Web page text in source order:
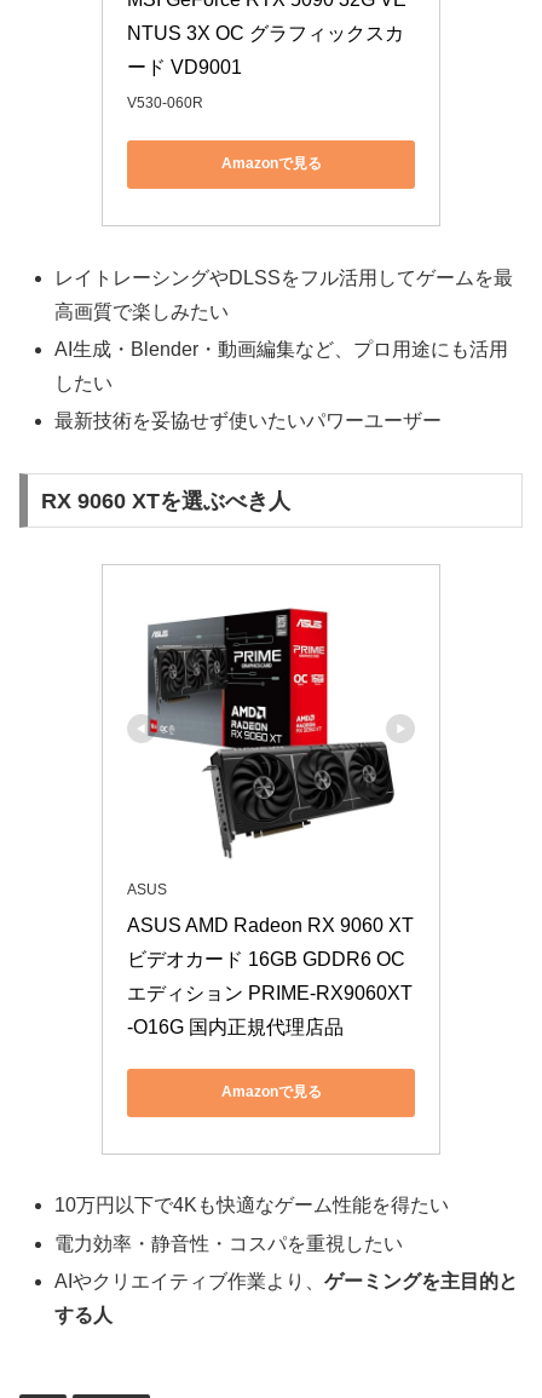
NTUS 3X OC グラフィックスカ
ード VD9001
V530-060R
Amazonで見る
レイトレーシングやDLSSをフル活用してゲームを最
高画質で楽しみたい
AI生成・Blender・動画編集など、プロ用途にも活用
したい
最新技術を妥協せず使いたいパワーユーザー
RX 9060 XTを選ぶべき人
ASUS
ASUS AMD Radeon RX 9060 XT
ビデオカード 16GB GDDR6 OC
エディション PRIME-RX9060XT
-O16G 国内正規代理店品
Amazonで見る
10万円以下で4Kも快適なゲーム性能を得たい
電力効率・静音性・コスパを重視したい
AIやクリエイティブ作業より、ゲーミングを主目的と
する人